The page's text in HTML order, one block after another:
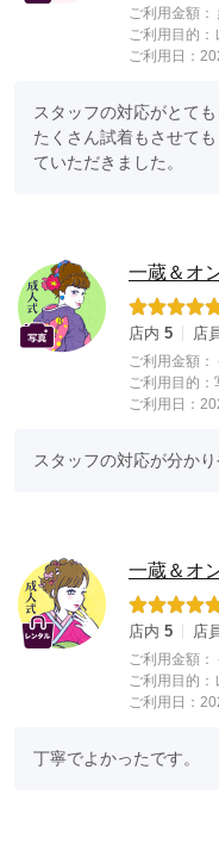
ご利用金額：
ご利用目的：
ご利用日：
スタッフの対応がとても
たくさん試着もさせて
ていただきました。
一蔵＆オ
店内 5 店
ご利用金額：
ご利用目的：
ご利用日：
スタッフの対応が分か
一蔵＆オ
店内 5 店
ご利用金額：
ご利用目的：
ご利用日：
丁寧でよかったです。